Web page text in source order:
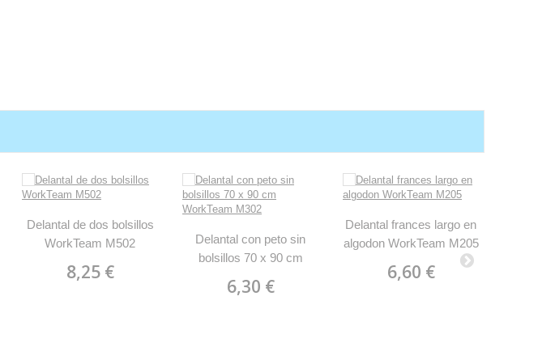
Delantal de dos bolsillos
WorkTeam M502
8,25 €
Delantal con peto sin
bolsillos 70 x 90 cm
6,30 €
Delantal frances largo en
algodon WorkTeam M205
6,60 €